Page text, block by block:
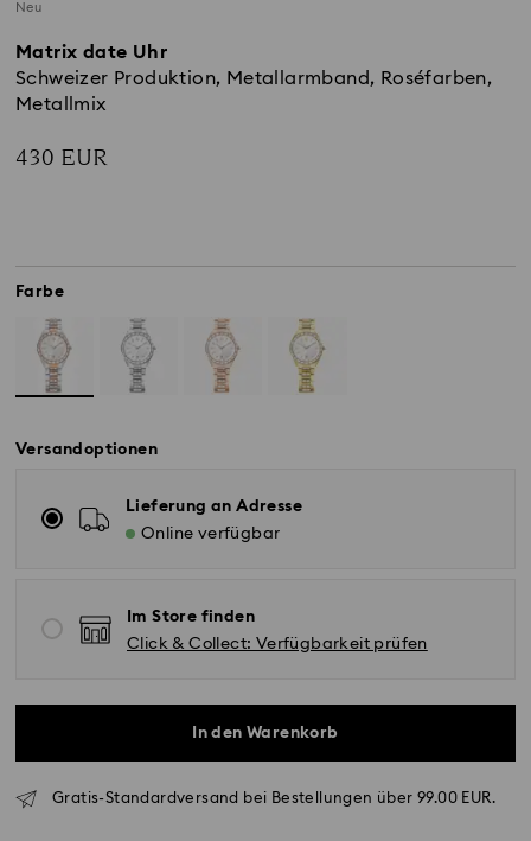
Neu
Matrix date Uhr
Schweizer Produktion, Metallarmband, Roséfarben,
Metallmix
430 EUR
Farbe
Versandoptionen
Lieferung an Adresse
Online verfügbar
Im Store finden
Click & Collect: Verfügbarkeit prüfen
In den Warenkorb
Gratis-Standardversand bei Bestellungen über 99.00 EUR.